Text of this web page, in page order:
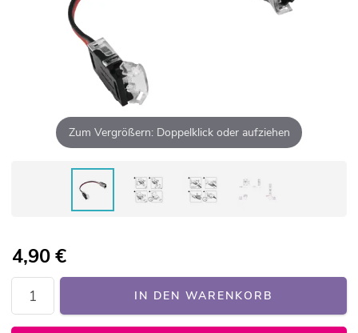
Zum Vergrößern: Doppelklick oder aufziehen
4,90€
IN DEN WARENKORB